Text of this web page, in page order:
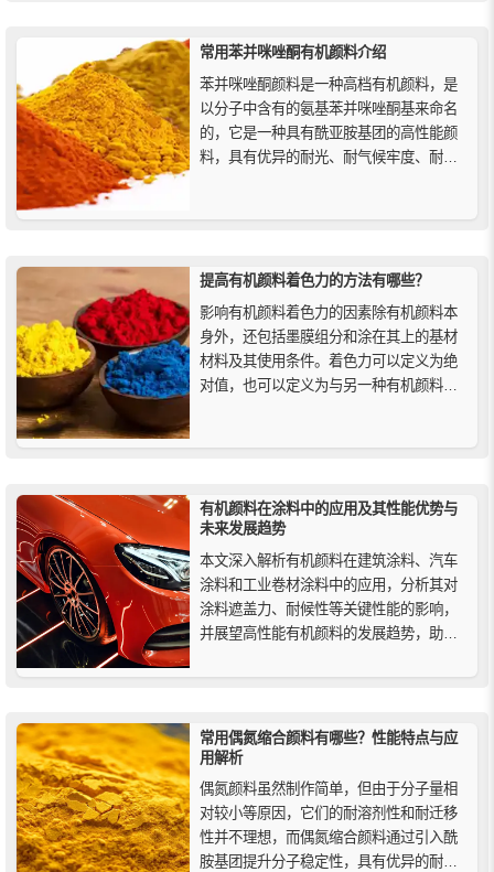
常用苯并咪唑酮有机颜料介绍
苯并咪唑酮颜料是一种高档有机颜料，是
以分子中含有的氨基苯并咪唑酮基来命名
的，它是一种具有酰亚胺基团的高性能颜
料，具有优异的耐光、耐气候牢度、耐溶
提高有机颜料着色力的方法有哪些？
影响有机颜料着色力的因素除有机颜料本
身外，还包括墨膜组分和涂在其上的基材
材料及其使用条件。着色力可以定义为绝
对值，也可以定义为与另一种有机颜料相
有机颜料在涂料中的应用及其性能优势与
未来发展趋势
本文深入解析有机颜料在建筑涂料、汽车
涂料和工业卷材涂料中的应用，分析其对
涂料遮盖力、耐候性等关键性能的影响，
并展望高性能有机颜料的发展趋势，助力
常用偶氮缩合颜料有哪些？性能特点与应
用解析
偶氮颜料虽然制作简单，但由于分子量相
对较小等原因，它们的耐溶剂性和耐迁移
性并不理想，而偶氮缩合颜料通过引入酰
胺基团提升分子稳定性，具有优异的耐热